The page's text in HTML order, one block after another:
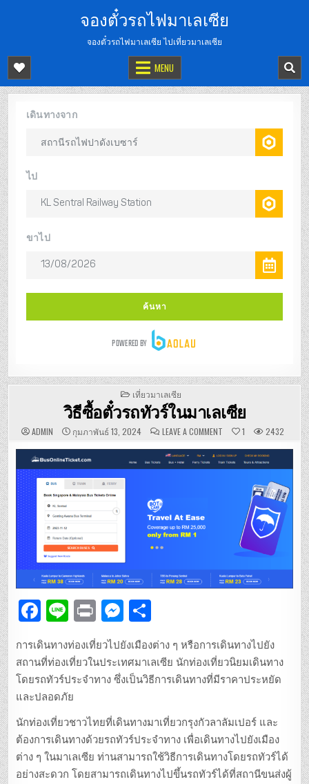
จองตั๋วรถไฟมาเลเซีย
จองตั๋วรถไฟมาเลเซีย ไปเที่ยวมาเลเซีย
MENU
POSTED
IN
เที่ยวมาเลเซีย
วิธีซื้อตั๋วรถทัวร์ในมาเลเซีย
ADMIN กุมภาพันธ์ 13, 2024 LEAVE A COMMENTON
ซื้อ
ตั๋ว
รถ
ทัวร์
มาเลเซีย
1 2432
F
c
e
b
o
o
k
Li
e
P
ri
n
t
M
se
n
er
ar
e
การเดินทางท่องเที่ยวไปยังเมืองต่าง ๆ หรือการเดินทางไปยัง
สถานที่ท่องเที่ยวในประเทศมาเลเซีย นักท่องเที่ยวนิยมเดินทาง
โดยรถทัวร์ประจำทาง ซึ่งเป็นวิธีการเดินทางที่มีราคาประหยัด
และปลอดภัย
นักท่องเที่ยวชาวไทยที่เดินทางมาเที่ยวกรุงกัวลาลัมเปอร์ และ
ต้องการเดินทางด้วยรถทัวร์ประจำทาง เพื่อเดินทางไปยังเมือง
ต่าง ๆ ในมาเลเซีย ท่านสามารถใช้วิธีการเดินทางโดยรถทัวร์ได้
อย่างสะดวก โดยสามารถเดินทางไปขึ้นรถทัวร์ได้ที่สถานีขนส่งผู้